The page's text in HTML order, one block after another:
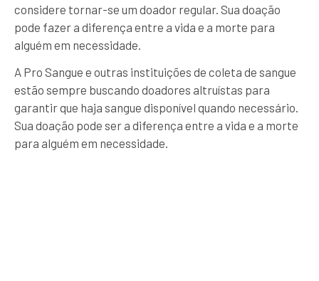
considere tornar-se um doador regular. Sua doação
pode fazer a diferença entre a vida e a morte para
alguém em necessidade.
A Pro Sangue e outras instituições de coleta de sangue
estão sempre buscando doadores altruístas para
garantir que haja sangue disponível quando necessário.
Sua doação pode ser a diferença entre a vida e a morte
para alguém em necessidade.